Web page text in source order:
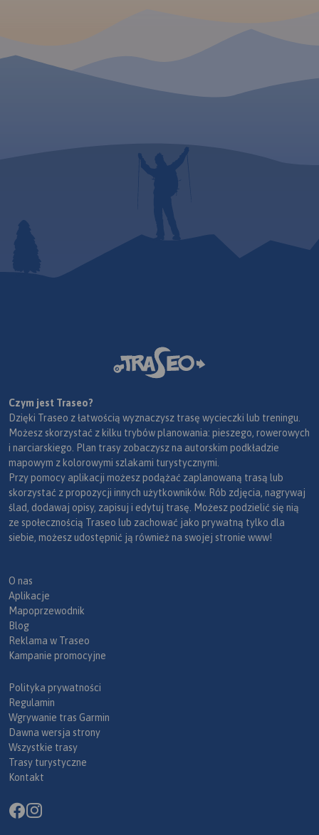
Czym jest Traseo?
Dzięki Traseo z łatwością wyznaczysz trasę wycieczki lub treningu.
Możesz skorzystać z kilku trybów planowania: pieszego, rowerowych
i narciarskiego. Plan trasy zobaczysz na autorskim podkładzie
mapowym z kolorowymi szlakami turystycznymi.
Przy pomocy aplikacji możesz podążać zaplanowaną trasą lub
skorzystać z propozycji innych użytkowników. Rób zdjęcia, nagrywaj
ślad, dodawaj opisy, zapisuj i edytuj trasę. Możesz podzielić się nią
ze społecznością Traseo lub zachować jako prywatną tylko dla
siebie, możesz udostępnić ją również na swojej stronie www!
O nas
Aplikacje
Mapoprzewodnik
Blog
Reklama w Traseo
Kampanie promocyjne
Polityka prywatności
Regulamin
Wgrywanie tras Garmin
Dawna wersja strony
Wszystkie trasy
Trasy turystyczne
Kontakt